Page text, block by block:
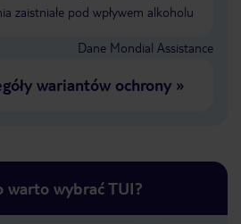
zaistniałe pod wpływem alkoholu
Dane Mondial Assistance
wariantów ochrony»
warto wybrać TUI?